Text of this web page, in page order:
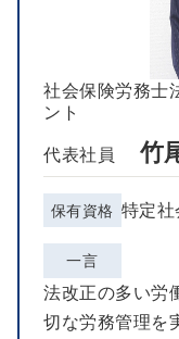
社会保険労務士
ント
代表社員 竹
保有資格 特定
一言
法改正の多い労
切な労務管理を